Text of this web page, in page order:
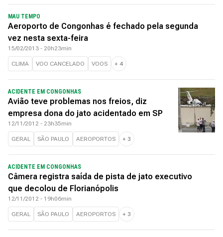
MAU TEMPO
Aeroporto de Congonhas é fechado pela segunda
vez nesta sexta-feira
15/02/2013 - 20h23min
CLIMA VOO CANCELADO VOOS + 4
ACIDENTE EM CONGONHAS
Avião teve problemas nos freios, diz
empresa dona do jato acidentado em SP
12/11/2012 - 23h35min
GERAL SÃO PAULO AEROPORTOS + 3
ACIDENTE EM CONGONHAS
Câmera registra saída de pista de jato executivo
que decolou de Florianópolis
12/11/2012 - 19h06min
GERAL SÃO PAULO AEROPORTOS + 3